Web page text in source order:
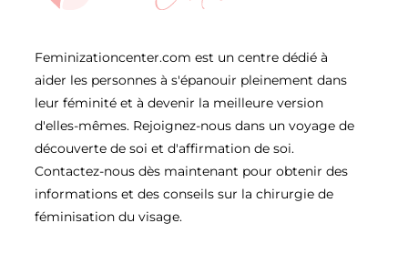
Feminizationcenter.com est un centre dédié à
aider les personnes à s'épanouir pleinement dans
leur féminité et à devenir la meilleure version
d'elles-mêmes. Rejoignez-nous dans un voyage de
découverte de soi et d'affirmation de soi.
Contactez-nous dès maintenant pour obtenir des
informations et des conseils sur la chirurgie de
féminisation du visage.